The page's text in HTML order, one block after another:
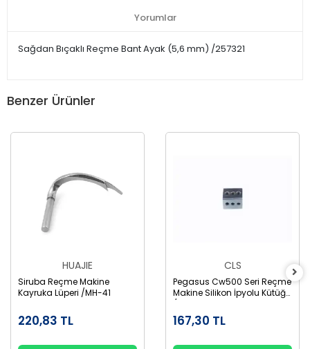
Yorumlar
Sağdan Bıçaklı Reçme Bant Ayak (5,6 mm) /257321
Benzer Ürünler
HUAJIE
Siruba Reçme Makine
Kayruka Lüperi /MH-41
220,83 TL
CLS
Pegasus Cw500 Seri Reçme
Makine Silikon İpyolu Kütüğü
/2535450
167,30 TL